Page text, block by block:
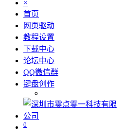
×
首页
网页驱动
教程设置
下载中心
论坛中心
QQ微信群
键盘创作
0